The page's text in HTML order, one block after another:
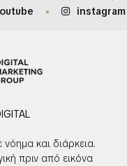
instagram
και διάρκεια.
πριν από εικόνα